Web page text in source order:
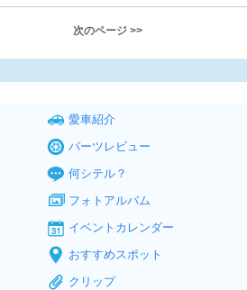
次のページ >>
愛車紹介
パーツレビュー
何シテル？
フォトアルバム
イベントカレンダー
おすすめスポット
クリップ